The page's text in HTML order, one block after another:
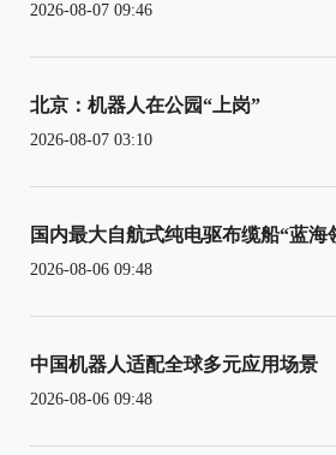
2026-08-07 09:46
北京：机器人在公园“上岗”
2026-08-07 03:10
国内最大自航式纯电驱布缆船“蓝海
2026-08-06 09:48
中国机器人适配全球多元应用场景
2026-08-06 09:48